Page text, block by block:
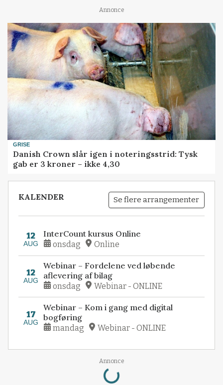
Annonce
GRISE
Danish Crown slår igen i noteringsstrid: Tysk
gab er 3 kroner – ikke 4,30
KALENDER Se flere arrangementer
12
AUG
InterCount kursus Online
onsdag Online
12
AUG
Webinar – Fordelene ved løbende
aflevering af bilag
onsdag Webinar - ONLINE
17
AUG
Webinar – Kom i gang med digital
bogføring
mandag Webinar - ONLINE
Annonce
Loading...